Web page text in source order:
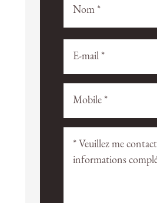
laisser
ce
vide.
laisser
ce
vide.